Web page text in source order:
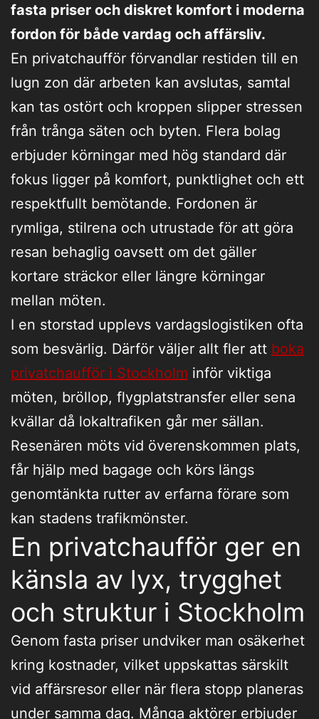
fasta priser och diskret komfort i moderna
fordon för både vardag och affärsliv.
En privatchaufför förvandlar restiden till en
lugn zon där arbeten kan avslutas, samtal
kan tas ostört och kroppen slipper stressen
från trånga säten och byten. Flera bolag
erbjuder körningar med hög standard där
fokus ligger på komfort, punktlighet och ett
respektfullt bemötande. Fordonen är
rymliga, stilrena och utrustade för att göra
resan behaglig oavsett om det gäller
kortare sträckor eller längre körningar
mellan möten.
I en storstad upplevs vardagslogistiken ofta
som besvärlig. Därför väljer allt fler att boka
privatchaufför i Stockholm inför viktiga
möten, bröllop, flygplatstransfer eller sena
kvällar då lokaltrafiken går mer sällan.
Resenären möts vid överenskommen plats,
får hjälp med bagage och körs längs
genomtänkta rutter av erfarna förare som
kan stadens trafikmönster.
En privatchaufför ger en
känsla av lyx, trygghet
och struktur i Stockholm
Genom fasta priser undviker man osäkerhet
kring kostnader, vilket uppskattas särskilt
vid affärsresor eller när flera stopp planeras
under samma dag. Många aktörer erbjuder